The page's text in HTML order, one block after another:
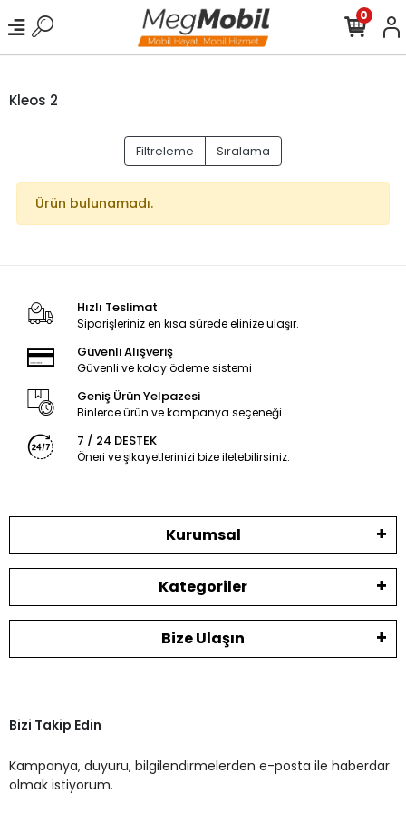
0
Kleos 2
Filtreleme Sıralama
Ürün bulunamadı.
Hızlı Teslimat
Siparişleriniz en kısa sürede elinize ulaşır.
Güvenli Alışveriş
Güvenli ve kolay ödeme sistemi
Geniş Ürün Yelpazesi
Binlerce ürün ve kampanya seçeneği
7 / 24 DESTEK
Öneri ve şikayetlerinizi bize iletebilirsiniz.
Kurumsal
Kategoriler
Bize Ulaşın
Bizi Takip Edin
Kampanya, duyuru, bilgilendirmelerden e-posta ile haberdar
olmak istiyorum.